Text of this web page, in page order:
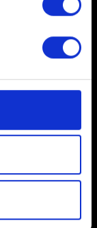
it for
is processed
기 위해
사이트 이용
, 소셜
의 선호도를
공유할 수도
사용할
임만 설치할 수